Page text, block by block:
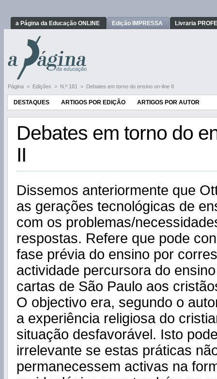
a Página da Educação ONLINE Edição IMPRESSA Livraria
Página > Edições > N.º 181 > Debates em torno do ensino on-line II
DESTAQUES ARTIGOS POR EDIÇÃO ARTIGOS POR AUTOR
Debates em torno do
II
Dissemos anteriormente que
as gerações tecnológicas de
com os problemas/
respostas. Refere que pode
fase prévia do ensino por
actividade percursora do
cartas de São Paulo aos
O objectivo era, segundo o
a experiência religiosa do
situação desfavorável. Isto
irrelevante se estas práticas
permanecessem activas na